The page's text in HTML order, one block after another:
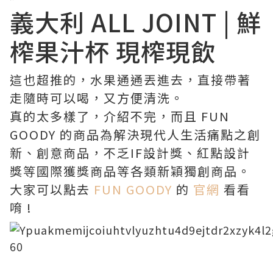
義大利 ALL JOINT | 鮮
榨果汁杯 現榨現飲
這也超推的，水果通通丟進去，直接帶著
走隨時可以喝，又方便清洗。
真的太多樣了，介紹不完，而且 FUN
GOODY 的商品為解決現代人生活痛點之創
新、創意商品，不乏IF設計獎、紅點設計
獎等國際獲獎商品等各類新穎獨創商品。
大家可以點去 FUN GOODY 的 官網 看看
唷 !